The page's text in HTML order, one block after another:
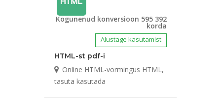
Kogunenud konversioon 595 392
korda
Alustage kasutamist
HTML-st pdf-i
Online HTML-vormingus HTML,
tasuta kasutada